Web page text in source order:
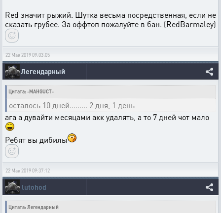
Red значит рыжий. Шутка весьма посредственная, если не
сказать грубее. За оффтоп пожалуйте в бан. (RedBarmaley)
22 Мая 2019 09:03:05
Легендарный
Цитата: -MAHGUCT-
осталось 10 дней......... 2 дня, 1 день
ага а дувайти месяцами акк удалять, а то 7 дней чот мало
Ребят вы дибилы
22 Мая 2019 09:37:12
lutohod
Цитата: Легендарный